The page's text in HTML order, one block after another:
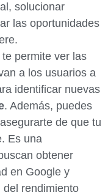
solucionar
las oportunidades
permite ver las
a los usuarios a
identificar nuevas
. Además, puedes
de que tu
Es una
obtener
en Google y
rendimiento